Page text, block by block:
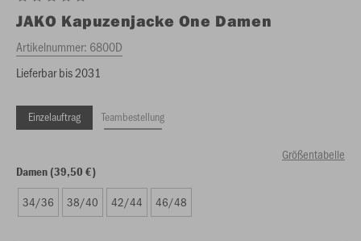
JAKO Kapuzenjacke One Damen
Artikelnummer: 6800D
Lieferbar bis 2031
Einzelauftrag Teambestellung
Größentabelle
Damen (39,50 €)
34/36 38/40 42/44 46/48